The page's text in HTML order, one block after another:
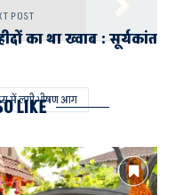
में लगी भीषण आग
POST
का था ख्वाब : सूर्यकांत
LIKE